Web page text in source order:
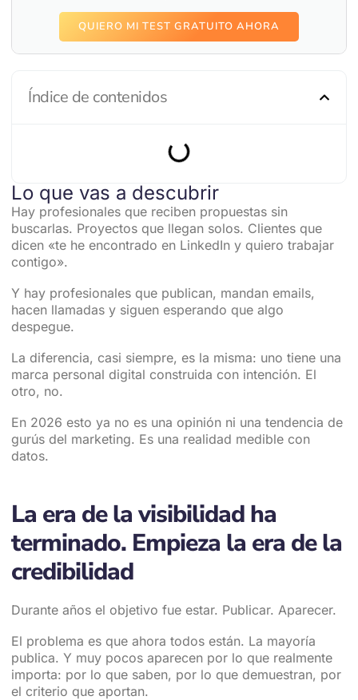
QUIERO MI TEST GRATUITO AHORA
Índice de contenidos
Lo que vas a descubrir
Hay profesionales que reciben propuestas sin
buscarlas. Proyectos que llegan solos. Clientes que
dicen «te he encontrado en LinkedIn y quiero trabajar
contigo».
Y hay profesionales que publican, mandan emails,
hacen llamadas y siguen esperando que algo
despegue.
La diferencia, casi siempre, es la misma: uno tiene una
marca personal digital construida con intención. El
otro, no.
En 2026 esto ya no es una opinión ni una tendencia de
gurús del marketing. Es una realidad medible con
datos.
La era de la visibilidad ha
terminado. Empieza la era de la
credibilidad
Durante años el objetivo fue estar. Publicar. Aparecer.
El problema es que ahora todos están. La mayoría
publica. Y muy pocos aparecen por lo que realmente
importa: por lo que saben, por lo que demuestran, por
el criterio que aportan.